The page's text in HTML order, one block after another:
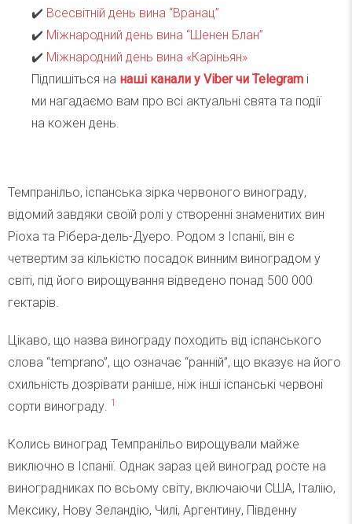
✔️ Всесвітній день вина “Вранац”
✔️ Міжнародний день вина “Шенен Блан”
✔️ Міжнародний день вина «Каріньян»
Підпишіться на наші канали у Viber чи Telegram і
ми нагадаємо вам про всі актуальні свята та події
на кожен день.
Темпранільо, іспанська зірка червоного винограду,
відомий завдяки своїй ролі у створенні знаменитих вин
Ріоха та Рібера-дель-Дуеро. Родом з Іспанії, він є
четвертим за кількістю посадок винним виноградом у
світі, під його вирощування відведено понад 500 000
гектарів.
Цікаво, що назва винограду походить від іспанського
слова “temprano”, що означає “ранній”, що вказує на його
схильність дозрівати раніше, ніж інші іспанські червоні
сорти винограду. 1
Колись виноград Темпранільо вирощували майже
виключно в Іспанії. Однак зараз цей виноград росте на
виноградниках по всьому світу, включаючи США, Італію,
Мексику, Нову Зеландію, Чилі, Аргентину, Південну